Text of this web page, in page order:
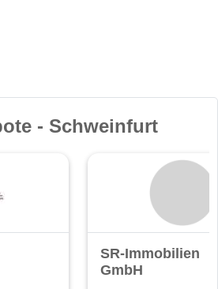
- Schweinfurt
SR-Immobilien
GmbH